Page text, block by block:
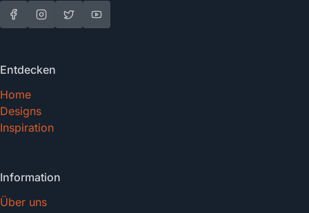
Entdecken
Home
Designs
Inspiration
Information
Über uns